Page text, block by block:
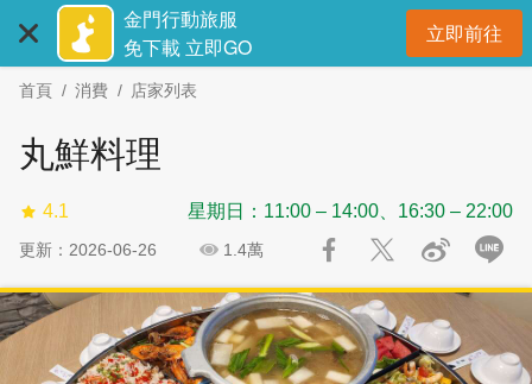
主
金門行動旅服
免下載 立即GO
立即前往開
首頁 消費 店家列表
丸鮮料理
4.1 星期日：11:00 – 14:00、16:30 – 22:00
更新：2026-06-26 1.4萬
社